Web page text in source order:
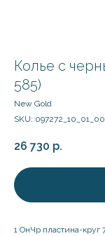
Колье с
585)
New Gold
SKU:
26 730 р.
1 ОнЧр пластина-круг